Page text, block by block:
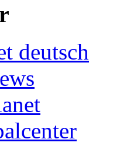
deutsch